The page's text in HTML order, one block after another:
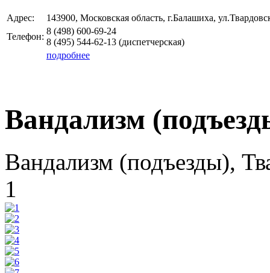
Адрес:
143900, Московская область, г.Балашиха,
Телефон:
8 (498) 600-69-24
8 (495) 544-62-13 (диспетчерская)
подробнее
Вандализм
Вандализм (подъезды),
1